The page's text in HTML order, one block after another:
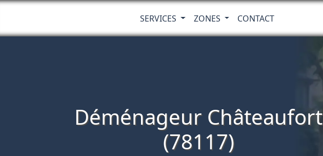
SERVICES ZONES CONTACT
Déménageur Châteaufort
(78117)